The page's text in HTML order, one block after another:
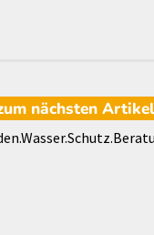
nächsten Artikel